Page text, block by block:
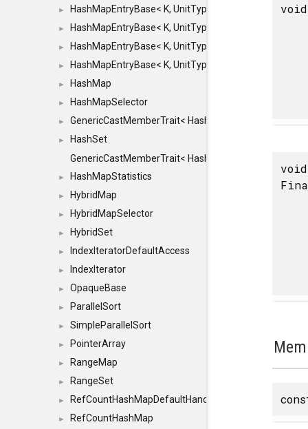
► HashMapEntryBase< K, UnitType, ENTRY_HANDLER,
► HashMapEntryBase< K, UnitType, ENTRY_HANDLER,
► HashMapEntryBase< K, UnitType, ENTRY_HANDLER,
► HashMapEntryBase< K, UnitType, ENTRY_HANDLER,
► HashMap
► HashMapSelector
► GenericCastMemberTrait< HashMap< K_TO, V_TO >,
►
HashSet
GenericCastMemberTrait< HashSet< TO >, HashSet<
► HashMapStatistics
► HybridMap
► HybridMapSelector
► HybridSet
► IndexIteratorDefaultAccess
► IndexIterator
► OpaqueBase
► ParallelSort
► SimpleParallelSort
► PointerArray
► RangeMap
► RangeSet
► RefCountHashMapDefaultHandler
► RefCountHashMap
void